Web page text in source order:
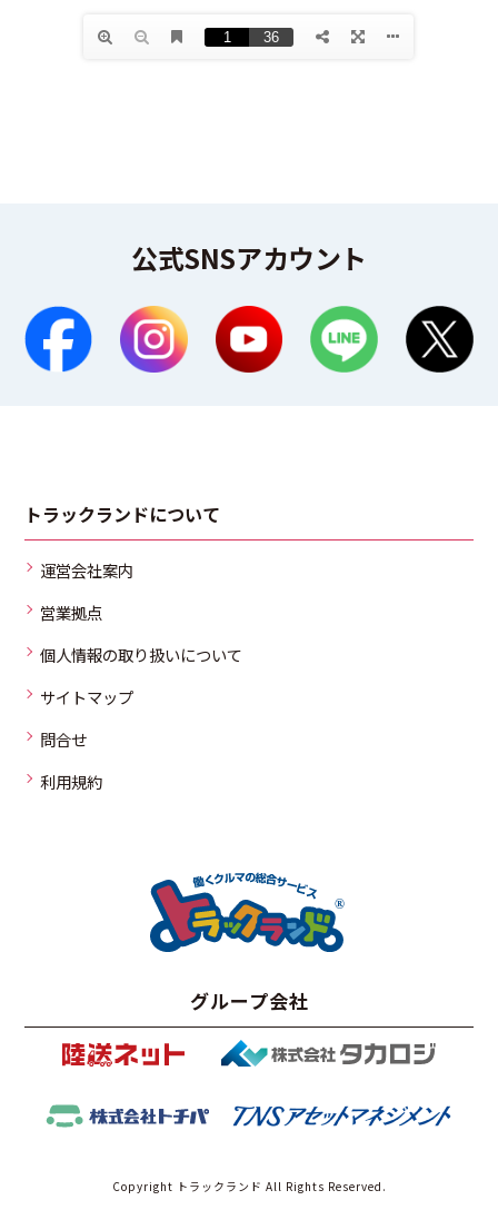
公式SNSアカウント
トラックランドについて
運営会社案内
営業拠点
個人情報の取り扱いについて
サイトマップ
問合せ
利用規約
グループ会社
Copyright トラックランド All Rights Reserved.